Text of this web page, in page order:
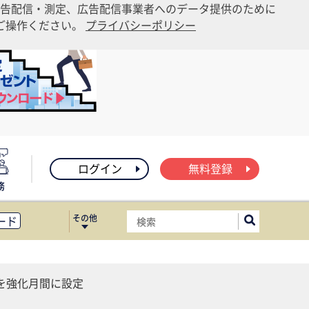
配信・測定、広告配信事業者へのデータ提供のために
作ください。 プライバシーポリシー
ログイン 無料登録
ド
ス移転
その他
化月間に設定